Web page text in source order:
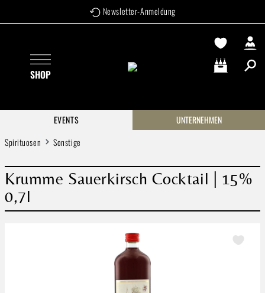
Zum Hauptinhalt springen Newsletter-Anmeldung
SHOP Warenkorb
EVENTS
UNTERNEHMEN
Spirituosen
Sonstige
Krumme Sauerkirsch Cocktail | 15%
0,7l